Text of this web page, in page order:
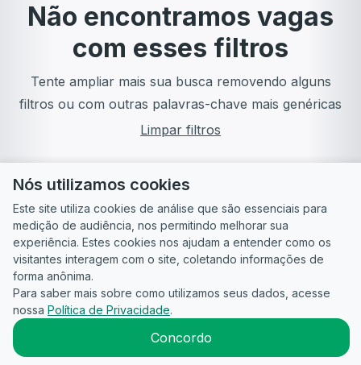
Não encontramos vagas
com esses filtros
Tente ampliar mais sua busca removendo alguns
filtros ou com outras palavras-chave mais genéricas
Limpar filtros
Guia do
Candidato
Para
empresas
Política de
Privacidade
Termos
2026CandidataAI
Nós utilizamos cookies
Este site utiliza cookies de análise que são essenciais para
medição de audiência, nos permitindo melhorar sua
experiência. Estes cookies nos ajudam a entender como os
visitantes interagem com o site, coletando informações de
forma anônima.
Para saber mais sobre como utilizamos seus dados, acesse
nossa Política de Privacidade.
Concordo